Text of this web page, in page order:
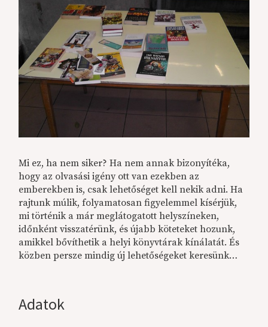
Adatok
Mi ez, ha nem siker? Ha nem annak bizonyítéka,
hogy az olvasási igény ott van ezekben az
emberekben is, csak lehetőséget kell nekik adni. Ha
rajtunk múlik, folyamatosan figyelemmel kísérjük,
mi történik a már meglátogatott helyszíneken,
időnként visszatérünk, és újabb köteteket hozunk,
amikkel bővíthetik a helyi könyvtárak kínálatát. És
közben persze mindig új lehetőségeket keresünk…